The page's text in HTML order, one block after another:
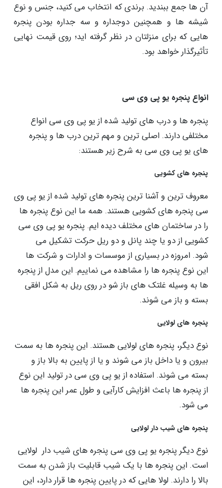
آن ها جمع ببندید. برندی که انتخاب می کنید، جنس و نوع
شیشه ها و همچنین دوجداره و سه جداره بودن پنجره
هایی که برای منزلتان در نظر گرفته اید؛ روی قیمت نهایی
تأثیرگذار خواهد بود.
انواع پنجره یو پی وی سی
پنجره ‌ها و درب ‌های تولید شده از یو پی وی سی انواع
مختلفی دارند. اصلی ترین و مهم ترین درب ‌ها و پنجره‌
های یو پی وی سی به شرح زیر هستند:
پنجره ‌های کشویی
معروف ترین و آشنا ترین پنجره‌ ‌های تولید شده از یو پی وی
سی پنجره‌ های کشویی هستند. همه ما این نوع پنجره ‌ها
را در ساختمان ‌های مختلف دیده ایم. پنجره یو پی وی سی
کشویی از دو یا چند پانل و دو ریل حرکت تشکیل می
‌شود. امروزه در بسیاری از موسسات و ادارات و شرکت‌ ها
این نوع پنجره‌ ها را مشاهده می نماییم. این مدل از پنجره
ها به وسیله غلتک ‌های باز شو در روی ریل به شکل افقی
بسته و باز می ‌شوند.
پنجره ‌های لولایی
نوع دیگر، پنجره ‌های لولایی هستند. این پنجره ‌ها به سمت
بیرون و یا داخل باز می ‌شوند و یا از پایین به بالا باز و
بسته می ‌شوند. استفاده از یو پی وی سی در تولید این نوع
از پنجره ‌ها باعث افزایش کارآیی و طول عمر این پنجره ‌ها
می ‌شود.
پنجره ‌های شیب دار لولایی
نوع دیگر پنجره‌ یو پی وی سی پنجره‌ های شیب دار لولایی
است. این پنجره‌ ها با یک شیب قابلیت باز شدن به سمت
بالا را دارند. لولا هایی که در پایین پنجره ‌ها قرار دارد، این